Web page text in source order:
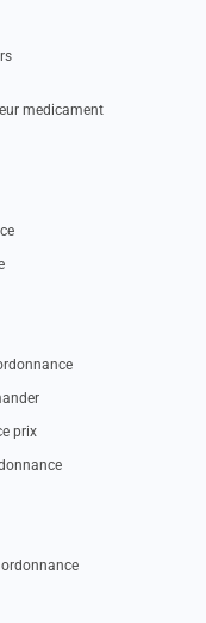
medicament
prix